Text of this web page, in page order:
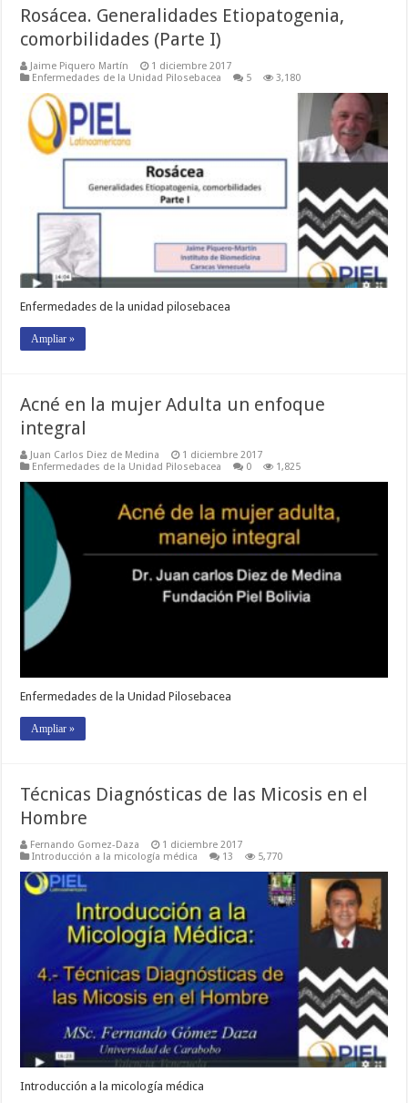
Rosácea. Generalidades Etiopatogenia,
comorbilidades (Parte I)
Jaime Piquero Martín
1 diciembre 2017
Enfermedades de la Unidad Pilosebacea
5 3,180
Enfermedades de la unidad pilosebacea
Ampliar »
Acné en la mujer Adulta un enfoque
integral
Juan Carlos Diez de Medina
1 diciembre 2017
Enfermedades de la Unidad Pilosebacea
0 1,825
Enfermedades de la Unidad Pilosebacea
Ampliar »
Técnicas Diagnósticas de las Micosis en el
Hombre
Fernando Gomez-Daza
1 diciembre 2017
Introducción a la micología médica
13 5,770
Introducción a la micología médica